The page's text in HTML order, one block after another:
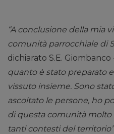
“A conclusione della mia
comunità parrocchiale di
dichiarato S.E. Giombanco
quanto è stato preparato
vissuto insieme. Sono
ascoltato le persone, ho
di questa comunità
tanti contesti del